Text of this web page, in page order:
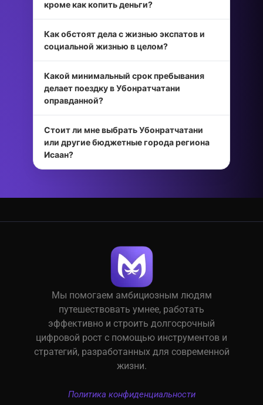
кроме как копить деньги?
Как обстоят дела с жизнью экспатов и
социальной жизнью в целом?
Какой минимальный срок пребывания
делает поездку в Убонратчатани
оправданной?
Стоит ли мне выбрать Убонратчатани
или другие бюджетные города региона
Исаан?
Мы помогаем амбициозным людям
путешествовать умнее, работать
эффективно и строить долгосрочный
цифровой рост с помощью инструментов и
стратегий, разработанных для современной
жизни.
Политика конфиденциальности